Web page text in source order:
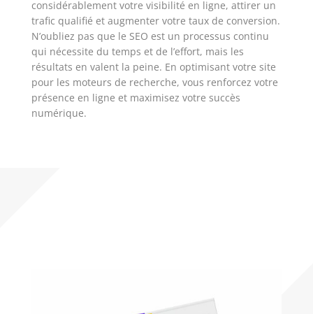
considérablement votre visibilité en ligne, attirer un
trafic qualifié et augmenter votre taux de conversion.
N’oubliez pas que le SEO est un processus continu
qui nécessite du temps et de l’effort, mais les
résultats en valent la peine. En optimisant votre site
pour les moteurs de recherche, vous renforcez votre
présence en ligne et maximisez votre succès
numérique.